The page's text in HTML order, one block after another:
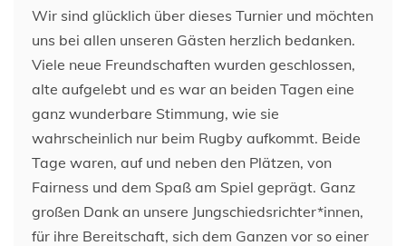
Wir sind glücklich über dieses Turnier und möchten
uns bei allen unseren Gästen herzlich bedanken.
Viele neue Freundschaften wurden geschlossen,
alte aufgelebt und es war an beiden Tagen eine
ganz wunderbare Stimmung, wie sie
wahrscheinlich nur beim Rugby aufkommt. Beide
Tage waren, auf und neben den Plätzen, von
Fairness und dem Spaß am Spiel geprägt. Ganz
großen Dank an unsere Jungschiedsrichter*innen,
für ihre Bereitschaft, sich dem Ganzen vor so einer